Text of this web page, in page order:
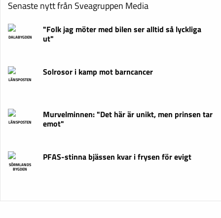
Senaste nytt från Sveagruppen Media
DALABYGDEN
"Folk jag möter med bilen ser alltid så lyckliga
ut"
LÄNSPOSTEN
Solrosor i kamp mot barncancer
LÄNSPOSTEN
Murvelminnen: "Det här är unikt, men prinsen tar
emot"
SÖRMLANDS
BYGDEN
PFAS-stinna bjässen kvar i frysen för evigt